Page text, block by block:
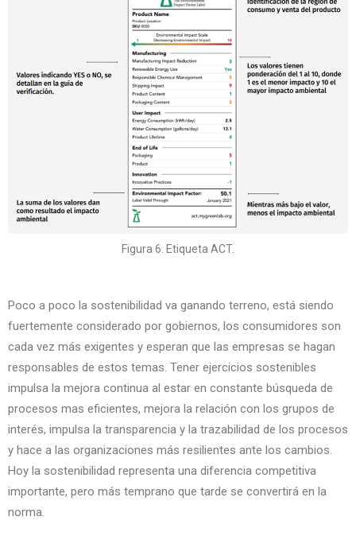
Figura 6. Etiqueta ACT.
Poco a poco la sostenibilidad va ganando terreno, está siendo
fuertemente considerado por gobiernos, los consumidores son
cada vez más exigentes y esperan que las empresas se hagan
responsables de estos temas. Tener ejercicios sostenibles
impulsa la mejora continua al estar en constante búsqueda de
procesos mas eficientes, mejora la relación con los grupos de
interés, impulsa la transparencia y la trazabilidad de los procesos
y hace a las organizaciones más resilientes ante los cambios.
Hoy la sostenibilidad representa una diferencia competitiva
importante, pero más temprano que tarde se convertirá en la
norma.